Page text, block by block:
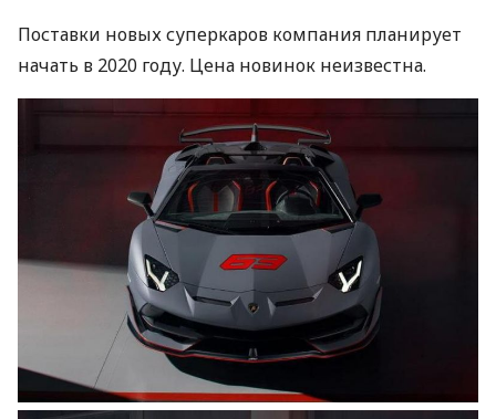
Поставки новых суперкаров компания планирует
начать в 2020 году. Цена новинок неизвестна.